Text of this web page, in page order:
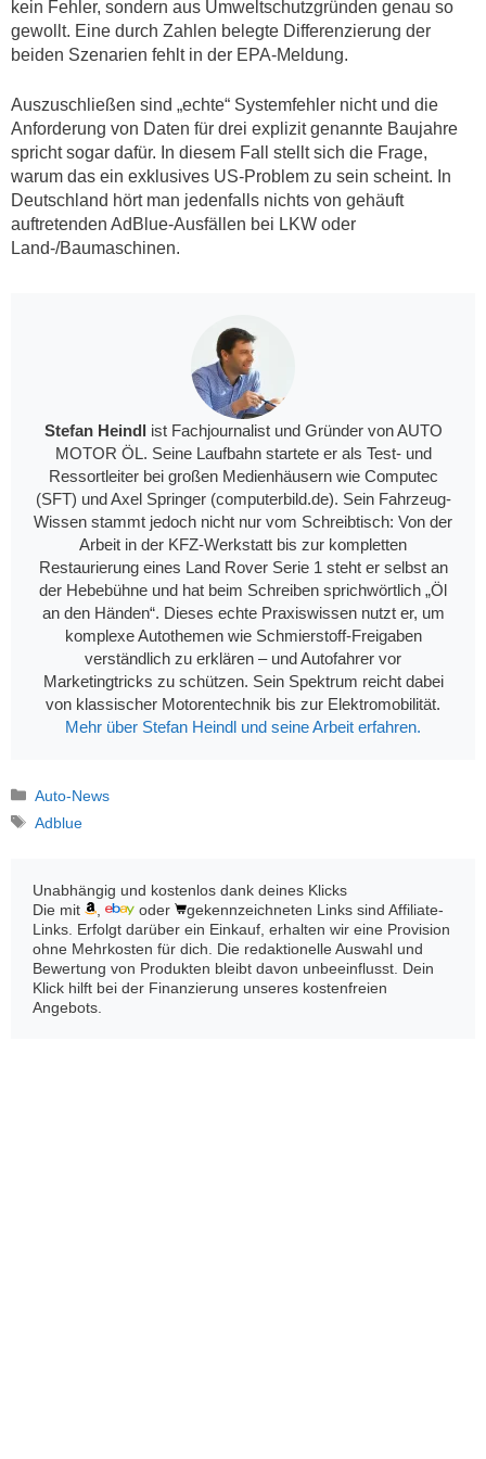
kein Fehler, sondern aus Umweltschutzgründen genau so
gewollt. Eine durch Zahlen belegte Differenzierung der
beiden Szenarien fehlt in der EPA-Meldung.
Auszuschließen sind „echte“ Systemfehler nicht und die
Anforderung von Daten für drei explizit genannte Baujahre
spricht sogar dafür. In diesem Fall stellt sich die Frage,
warum das ein exklusives US-Problem zu sein scheint. In
Deutschland hört man jedenfalls nichts von gehäuft
auftretenden AdBlue-Ausfällen bei LKW oder
Land-/Baumaschinen.
Stefan Heindl ist Fachjournalist und Gründer von AUTO
MOTOR ÖL. Seine Laufbahn startete er als Test- und
Ressortleiter bei großen Medienhäusern wie Computec
(SFT) und Axel Springer (computerbild.de). Sein Fahrzeug-
Wissen stammt jedoch nicht nur vom Schreibtisch: Von der
Arbeit in der KFZ-Werkstatt bis zur kompletten
Restaurierung eines Land Rover Serie 1 steht er selbst an
der Hebebühne und hat beim Schreiben sprichwörtlich „Öl
an den Händen“. Dieses echte Praxiswissen nutzt er, um
komplexe Autothemen wie Schmierstoff-Freigaben
verständlich zu erklären – und Autofahrer vor
Marketingtricks zu schützen. Sein Spektrum reicht dabei
von klassischer Motorentechnik bis zur Elektromobilität.
Mehr über Stefan Heindl und seine Arbeit erfahren.
Kategorien
Auto-News
Schlagwörter
Adblue
Unabhängig und kostenlos dank deines Klicks
Die mit
oder
gekennzeichneten Links sind Affiliate-
Links. Erfolgt darüber ein Einkauf, erhalten wir eine Provision
ohne Mehrkosten für dich. Die redaktionelle Auswahl und
Bewertung von Produkten bleibt davon unbeeinflusst. Dein
Klick hilft bei der Finanzierung unseres kostenfreien
Angebots.